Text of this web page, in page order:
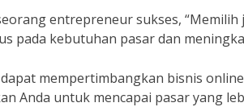
entrepreneur sukses,
pada kebutuhan pasar dan
mempertimbangkan bisnis
Anda untuk mencapai pasar yang